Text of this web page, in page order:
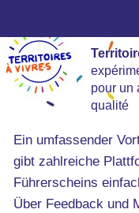
pour un
qualité
Ein umfassender
gibt zahlreiche
Führerscheins
Über Feedback und